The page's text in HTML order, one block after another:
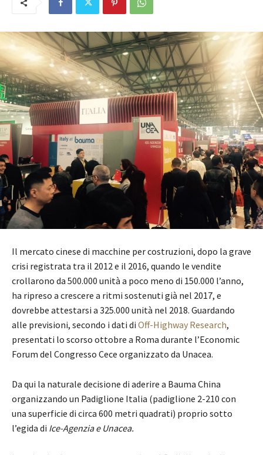
Il mercato cinese di macchine per costruzioni, dopo la grave
crisi registrata tra il 2012 e il 2016, quando le vendite
crollarono da 500.000 unità a poco meno di 150.000 l’anno,
ha ripreso a crescere a ritmi sostenuti già nel 2017, e
dovrebbe attestarsi a 325.000 unità nel 2018. Guardando
alle previsioni, secondo i dati di Off-Highway Research,
presentati lo scorso ottobre a Roma durante l’Economic
Forum del Congresso Cece organizzato da Unacea.
Da qui la naturale decisione di aderire a Bauma China
organizzando un Padiglione Italia (padiglione 2-210 con
una superficie di circa 600 metri quadrati) proprio sotto
l’egida di Ice-Agenzia e Unacea.